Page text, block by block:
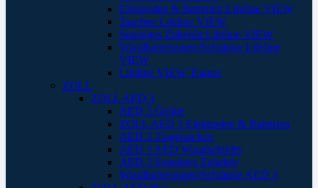
Elektroden & Batterien Lifeline VIEW
Taschen Lifeline VIEW
Sonstiges Zubehör Lifeline VIEW
Wandhalterungen/Schränke Lifeline
VIEW
Lifeline VIEW Trainer
ZOLL
ZOLL AED 3
AED 3 Geräte
ZOLL AED 3 Elektroden & Batterien
AED 3 Tragetaschen
AED 3 AED Wandschilder
AED 3 Sonstiges Zubehör
Wandhalterungen/Schränke AED 3